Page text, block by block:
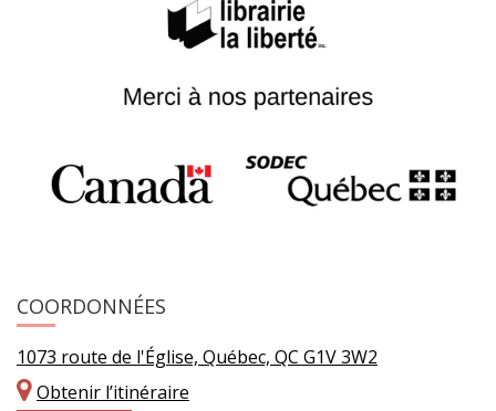
COORDONNÉES
1073 route de l'Église, Québec, QC G1V 3W2
Obtenir l’itinéraire